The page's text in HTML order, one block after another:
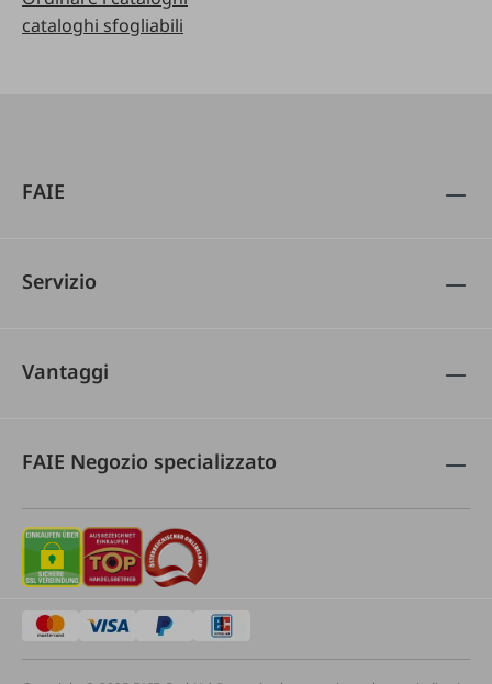
cataloghi sfogliabili
FAIE
Servizio
Vantaggi
FAIE Negozio specializzato